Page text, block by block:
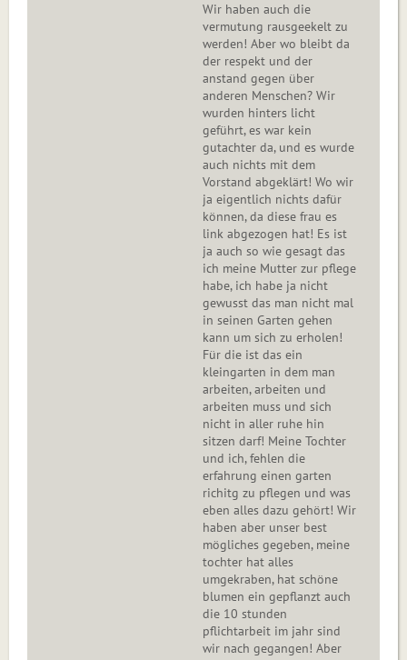
Wir haben auch die
vermutung rausgeekelt zu
werden! Aber wo bleibt da
der respekt und der
anstand gegen über
anderen Menschen? Wir
wurden hinters licht
geführt, es war kein
gutachter da, und es wurde
auch nichts mit dem
Vorstand abgeklärt! Wo wir
ja eigentlich nichts dafür
können, da diese frau es
link abgezogen hat! Es ist
ja auch so wie gesagt das
ich meine Mutter zur pflege
habe, ich habe ja nicht
gewusst das man nicht mal
in seinen Garten gehen
kann um sich zu erholen!
Für die ist das ein
kleingarten in dem man
arbeiten, arbeiten und
arbeiten muss und sich
nicht in aller ruhe hin
sitzen darf! Meine Tochter
und ich, fehlen die
erfahrung einen garten
richitg zu pflegen und was
eben alles dazu gehört! Wir
haben aber unser best
mögliches gegeben, meine
tochter hat alles
umgekraben, hat schöne
blumen ein gepflanzt auch
die 10 stunden
pflichtarbeit im jahr sind
wir nach gegangen! Aber